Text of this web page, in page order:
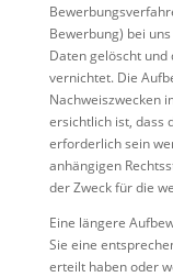
Bewerbung) bei
Daten gelöscht
vernichtet. Die
Nachweiszwecken
ersichtlich ist, dass
erforderlich sein
anhängigen
der Zweck für die
Eine längere
Sie eine
erteilt haben oder